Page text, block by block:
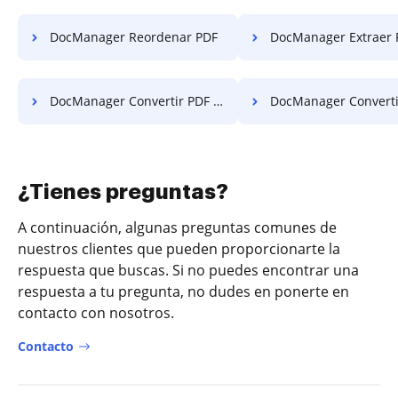
DocManager Reordenar PDF DocManager Extraer Páginas
DocManager Convertir PDF a PPT DocManager Convertir
¿Tienes preguntas?
A continuación, algunas preguntas comunes de
nuestros clientes que pueden proporcionarte la
respuesta que buscas. Si no puedes encontrar una
respuesta a tu pregunta, no dudes en ponerte en
contacto con nosotros.
Contacto